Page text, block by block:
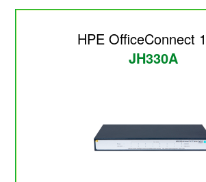
HPE OfficeConnect
JH330A